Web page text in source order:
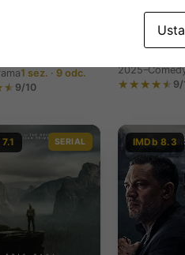
1 sez. · 9 odc.
9/10
The
2025–
9/
SERIAL IMDb 8.3